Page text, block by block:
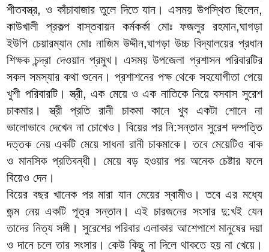
শীতবস্ত্র, ও কাঁচাবাজার তুলে দিতে যান। এসময় উপস্থিত ছিলেন,
কাউখালী প্রকল্প বাস্তবায়ন কর্মকর্কা মোঃ ফজলুর রহমান,ঘাগড়া
ইউপি চেয়ারম্যান মোঃ নাজিম উদ্দীন,ঘাগড়া উচ্চ বিদ্যালয়ের প্রধান
শিক্ষক চন্দ্রা দেওয়ান প্রমুখ। এসময় উপজেলা প্রশাসন পরিবারটির
সকল সমস্যার কথা শুনেন। প্রশাশনের পক্ষ থেকে সহযোগীতা পেয়ে
খুশী পরিবারটি। স্ত্রী, এক মেয়ে ও এক নাতিকে নিয়ে বসবাস সুরেশ
চাকমার। স্ত্রী প্রতি রানী চাকমা কানে খুব একটা শোনে না
ভালোভাবে দেখেন না চোখেও। বিয়ের পর নি:সন্তান সুরেশ দম্পত্তি
দত্তক নেয় একটি মেয়ে সাধনা রানী চাকমাকে। তবে মেয়েটিও বাক
ও মানসিক প্রতিবন্ধী। মেয়ে বড় হওয়ার পর অনেক চেষ্টার ফলে
বিয়েও দেন।
বিয়ের বছর খানেক পর মারা যান মেয়ের স্বামীও। তবে এর মধ্যে
জন্ম নেয় একটি পূত্র সন্তান। এই চারজনের সংসার দু:খই যেন
তাদের নিত্য সঙ্গী। সুরেশের পরিবার এলাকার আশেপাশে মানুষের দয়া
ও দানে চলে তার সংসার। কেউ কিছু না দিলে থাকতে হয় না খেয়ে।